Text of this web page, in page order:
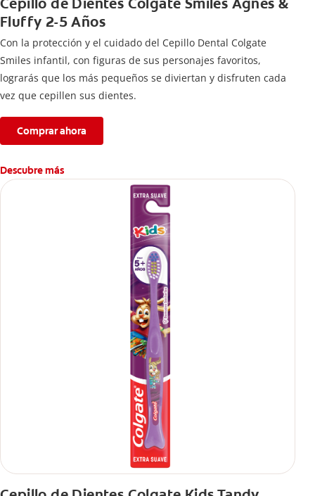
Cepillo de Dientes Colgate Smiles Agnes &
Fluffy 2-5 Años
Con la protección y el cuidado del Cepillo Dental Colgate
Smiles infantil, con figuras de sus personajes favoritos,
lograrás que los más pequeños se diviertan y disfruten cada
vez que cepillen sus dientes.
Comprar ahora
Descubre más